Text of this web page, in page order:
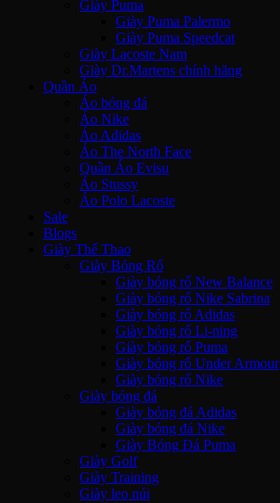
Giày Puma
Giày Puma Palermo
Giày Puma Speedcat
Giày Lacoste Nam
Giày Dr.Martens chính hãng
Quần Áo
Áo bóng đá
Áo Nike
Áo Adidas
Áo The North Face
Quần Áo Evisu
Áo Stussy
Áo Polo Lacoste
Sale
Blogs
Giày Thể Thao
Giày Bóng Rổ
Giày bóng rổ New Balance
Giày bóng rổ Nike Sabrina
Giày bóng rổ Adidas
Giày bóng rổ Li-ning
Giày bóng rổ Puma
Giày bóng rổ Under Armour
Giày bóng rổ Nike
Giày bóng đá
Giày bóng đá Adidas
Giày bóng đá Nike
Giày Bóng Đá Puma
Giày Golf
Giày Training
Giày leo núi